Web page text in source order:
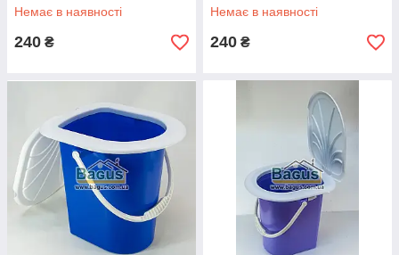
Немає в наявності
240 ₴
Немає в наявності
240 ₴